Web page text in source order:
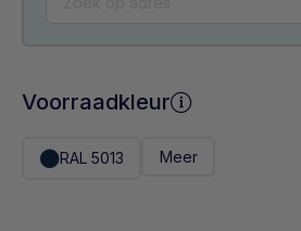
Voorraadkleur
RAL 5013 Meer